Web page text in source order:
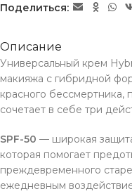
Поделиться:
Описание
Универсальный крем
макияжа с гибридной
красного бессмертника,
сочетает в себе три
SPF-50 — широкая
которая помогает
преждевременного
ежедневным